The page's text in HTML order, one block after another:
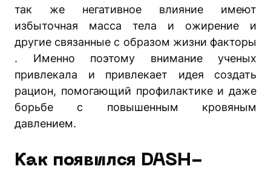
так же негативное влияние имеют
избыточная масса тела и ожирение и
другие связанные с образом жизни факторы
. Именно поэтому внимание ученых
привлекала и привлекает идея создать
рацион, помогающий профилактике и даже
борьбе с повышенным кровяным
давлением.
Как появился DASH-